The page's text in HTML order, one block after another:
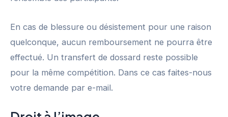
En cas de blessure ou désistement pour une raison
quelconque, aucun remboursement ne pourra être
effectué. Un transfert de dossard reste possible
pour la même compétition. Dans ce cas faites-nous
votre demande par e-mail.